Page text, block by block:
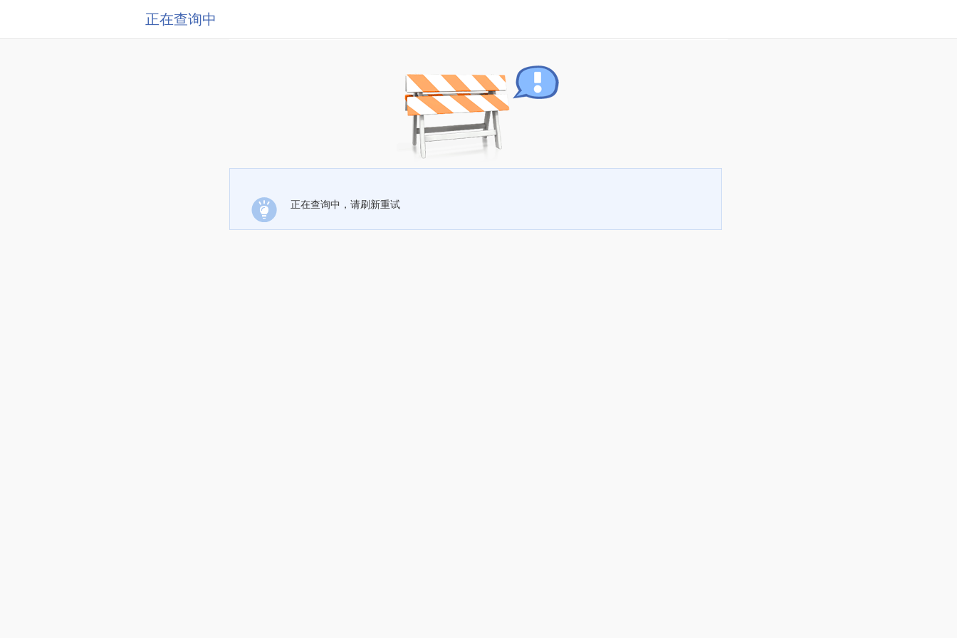
正在查询中
正在查询中，请刷新重试